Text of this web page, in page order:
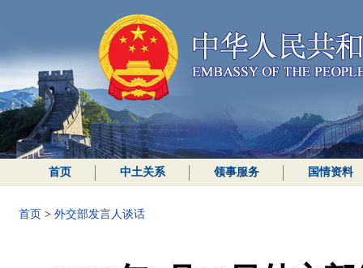
首页 中土关系 领事服务 国情资料
首页 > 外交部发言人谈话